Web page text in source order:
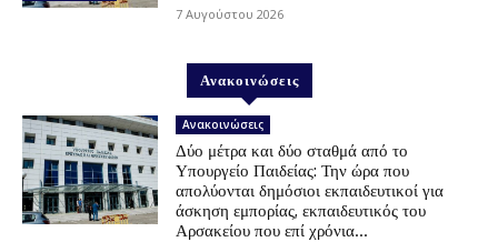
7 Αυγούστου 2026
Ανακοινώσεις
Ανακοινώσεις
Δύο μέτρα και δύο σταθμά από το
Υπουργείο Παιδείας: Την ώρα που
απολύονται δημόσιοι εκπαιδευτικοί για
άσκηση εμπορίας, εκπαιδευτικός του
Αρσακείου που επί χρόνια...